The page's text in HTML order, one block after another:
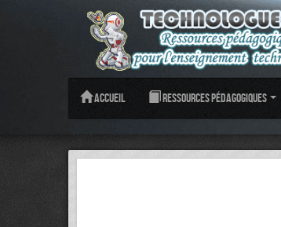
Accueil Ressources pédagogiques